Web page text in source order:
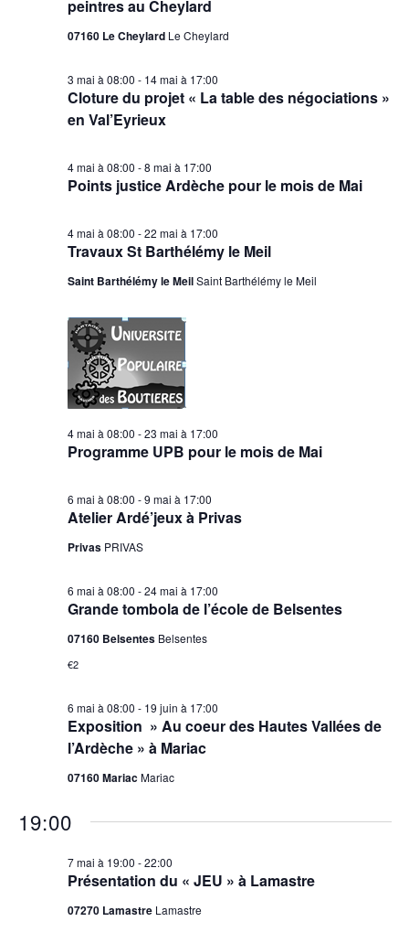
peintres au Cheylard
07160 Le Cheylard Le Cheylard
Cloture du projet « La table des négociations »
en Val’Eyrieux
3 mai à 08:00 - 14 mai à 17:00
Points justice Ardèche pour le mois de Mai
4 mai à 08:00 -8 mai à 17:00
Travaux St Barthélémy le Meil
4 mai à 08:00 -22 mai à 17:00
Saint Barthélémy le MeilSaint Barthélémy le Meil
Programme UPB pour le mois de Mai
4 mai à 08:00 -23 mai à 17:00
Atelier Ardé’jeux à Privas
6 mai à 08:00 -9 mai à 17:00
Privas PRIVAS
Grande tombola de l’école de Belsentes
6 mai à 08:00 -24 mai à 17:00
07160 Belsentes Belsentes
€2
Exposition » Au coeur des Hautes Vallées de
l’Ardèche » à Mariac
6 mai à 08:00 - 19 juin à 17:00
07160 MariacMariac
19:00
Présentation du « JEU » à Lamastre
7 mai à 19:00 -22:00
07270 Lamastre Lamastre